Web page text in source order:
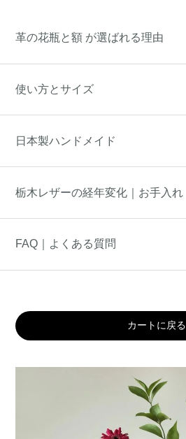
革の花瓶と額 が選ばれる理由
使い方とサイズ
日本製ハンドメイド
栃木レザーの経年変化｜お手入れ
FAQ｜よくある質問
カートに戻る